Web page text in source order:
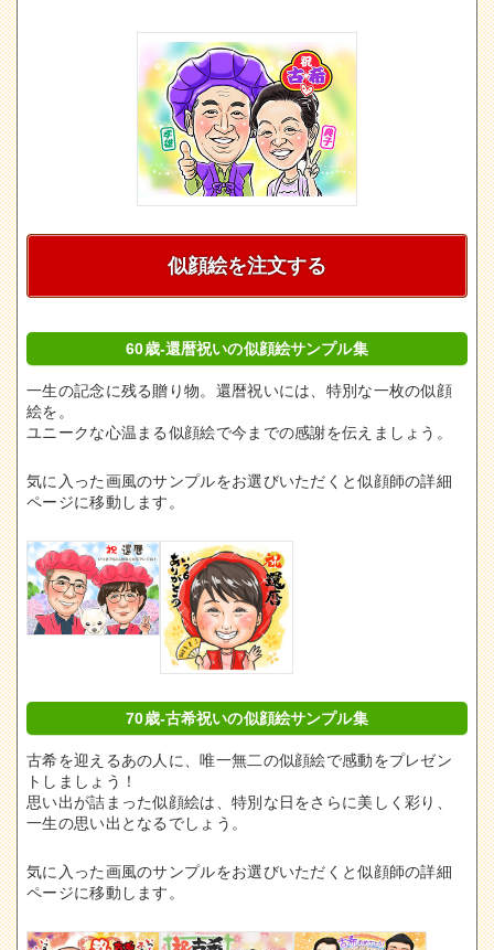
似顔絵を注文する
60歳-還暦祝いの似顔絵サンプル集
一生の記念に残る贈り物。還暦祝いには、特別な一枚の似顔
絵を。
ユニークな心温まる似顔絵で今までの感謝を伝えましょう。
気に入った画風のサンプルをお選びいただくと似顔師の詳細
ページに移動します。
70歳-古希祝いの似顔絵サンプル集
古希を迎えるあの人に、唯一無二の似顔絵で感動をプレゼン
トしましょう！
思い出が詰まった似顔絵は、特別な日をさらに美しく彩り、
一生の思い出となるでしょう。
気に入った画風のサンプルをお選びいただくと似顔師の詳細
ページに移動します。